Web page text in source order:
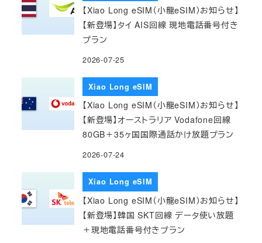
【Xiao Long eSIM（小龍eSIM）お知らせ】
【新登場】タイ AIS回線 現地電話番号付き
プラン
2026-07-25
Xiao Long eSIM
【Xiao Long eSIM（小龍eSIM）お知らせ】
【新登場】オーストラリア Vodafone回線
80GB＋35ヶ国国際通話かけ放題プラン
2026-07-24
Xiao Long eSIM
【Xiao Long eSIM（小龍eSIM）お知らせ】
【新登場】韓国 SKT回線 データ使い放題
＋現地電話番号付きプラン